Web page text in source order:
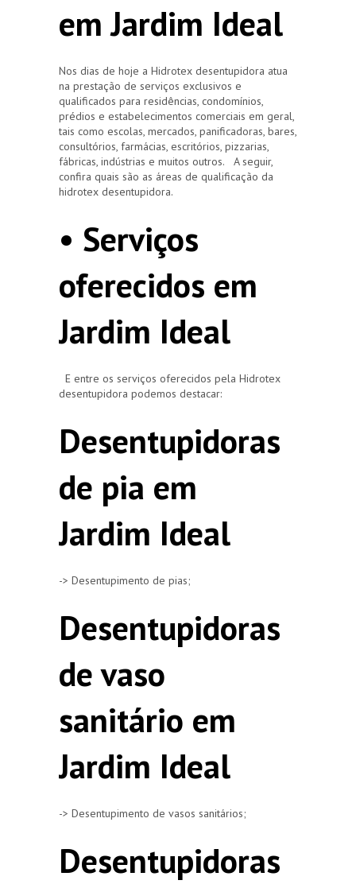
em Jardim Ideal
Nos dias de hoje a Hidrotex desentupidora atua
na prestação de serviços exclusivos e
qualificados para residências, condomínios,
prédios e estabelecimentos comerciais em geral,
tais como escolas, mercados, panificadoras, bares,
consultórios, farmácias, escritórios, pizzarias,
fábricas, indústrias e muitos outros. A seguir,
confira quais são as áreas de qualificação da
hidrotex desentupidora.
• Serviços
oferecidos em
Jardim Ideal
E entre os serviços oferecidos pela Hidrotex
desentupidora podemos destacar:
Desentupidoras
de pia em
Jardim Ideal
-> Desentupimento de pias;
Desentupidoras
de vaso
sanitário em
Jardim Ideal
-> Desentupimento de vasos sanitários;
Desentupidoras